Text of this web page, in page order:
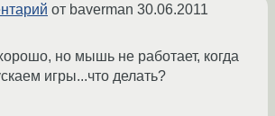
от baverman 30.06.2011
но мышь не работает, когда
игры...что делать?